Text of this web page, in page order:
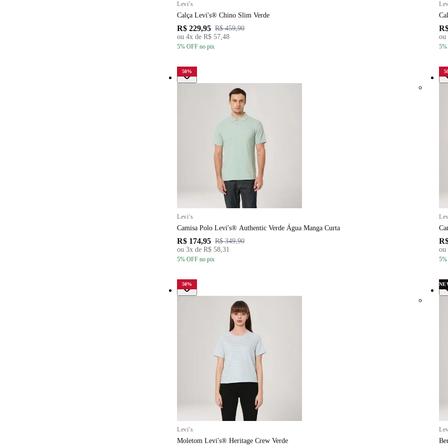
Levi's
Calça Levi's® Chino Slim Verde
R$ 229,95 R$ 459,90
ou 4x de R$ 57,48
5% OFF no pix
ou
5
50%
Levi's
Camisa Polo Levi's® Authentic Verde Água Manga Curta
R$ 174,95 R$ 349,90
ou 3x de R$ 58,31
5% OFF no pix
ou
5
50%
Levi's
Moletom Levi's® Heritage Crew Verde